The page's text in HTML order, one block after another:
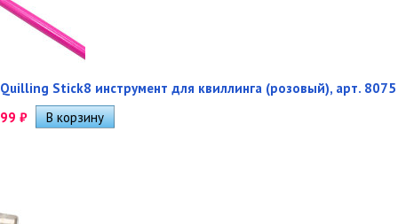
Quilling Stick8 инструмент для квиллинга (розовый), арт. 8075
99 ₽